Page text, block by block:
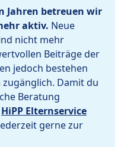
Jahren betreuen wir
aktiv. Neue
nicht mehr
Beiträge der
jedoch bestehen
Damit du
Beratung
HiPP Elternservice
gerne zur